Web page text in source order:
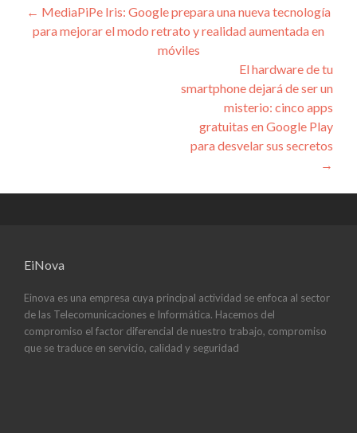
Navegación
de
← MediaPiPe Iris: Google prepara una nueva tecnología
para mejorar el modo retrato y realidad aumentada en
móviles
El hardware de tu
smartphone dejará de ser un
misterio: cinco apps
gratuitas en Google Play
para desvelar sus secretos
→
EiNova
Einova es una empresa cuya principal actividad se enfoca al sector
de las Telecomunicaciones e Informática. Hacemos del
compromiso el factor diferencial de nuestro trabajo, compromiso
que se traduce en servicio, calidad y seguridad